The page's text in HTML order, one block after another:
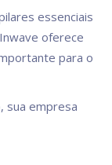
essenciais
oferece
para o
sua empresa